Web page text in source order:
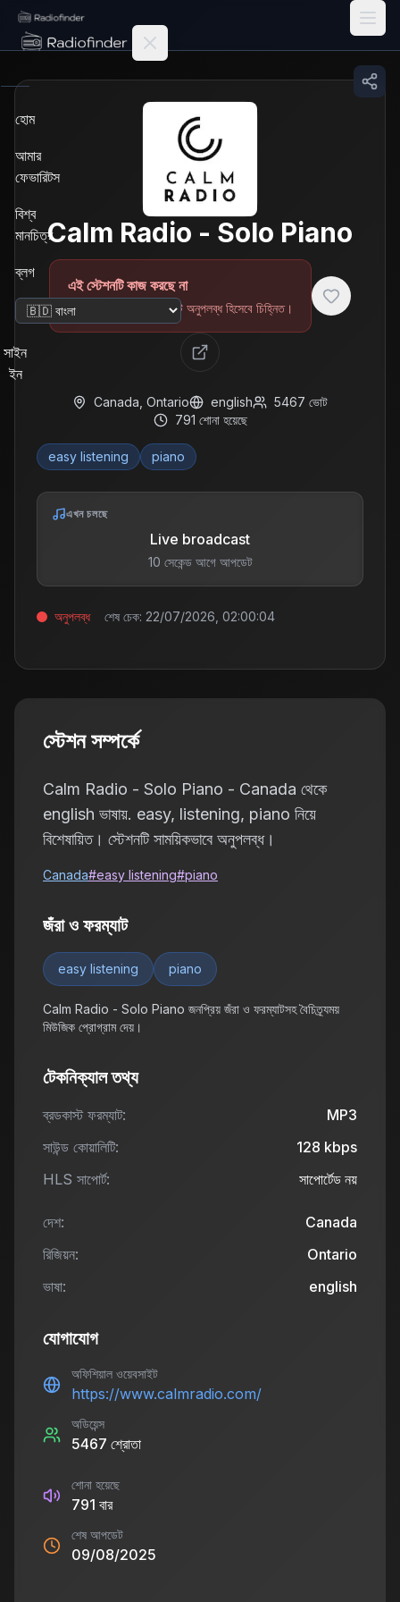
Radiofinder home
হোম
আমার
ফেভারিটস
বিশ্ব
মানচিত্র
ব্লগ
ভাষা পরিবর্তন করুন
সাইন
ইন
Calm Radio - Solo Piano
এই স্টেশনটি কাজ করছে না
ভেরিফিকেশনের পরে স্টেশনটি অনুপলব্ধ হিসেবে চিহ্নিত।
Canada Ontario english 5467 ভোট
791 শোনা হয়েছে
easy listening piano
এখন চলছে
Live broadcast
10 সেকেন্ড আগে আপডেট
অনুপলব্ধ শেষ চেক: 22/07/2026, 02:00:04
স্টেশন সম্পর্কে
Calm Radio - Solo Piano - Canada থেকে
english ভাষায়. easy, listening, piano নিয়ে
বিশেষায়িত। স্টেশনটি সাময়িকভাবে অনুপলব্ধ।
Canada#easy listening#piano
জঁরা ও ফরম্যাট
easy listening piano
Calm Radio - Solo Piano জনপ্রিয় জঁরা ও ফরম্যাটসহ বৈচিত্র্যময়
মিউজিক প্রোগ্রাম দেয়।
টেকনিক্যাল তথ্য
ব্রডকাস্ট ফরম্যাট:
MP3
সাউন্ড কোয়ালিটি:
128 kbps
HLS সাপোর্ট:
সাপোর্টেড নয়
দেশ:
Canada
রিজিয়ন:
Ontario
ভাষা:
english
যোগাযোগ
অফিশিয়াল ওয়েবসাইট
https://www.calmradio.com/
অডিয়েন্স
5467 শ্রোতা
শোনা হয়েছে
791 বার
শেষ আপডেট
09/08/2025